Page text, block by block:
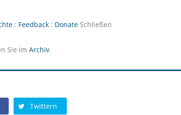
: Feedback : Donate Schließen
Sie im Archiv.
Twittern